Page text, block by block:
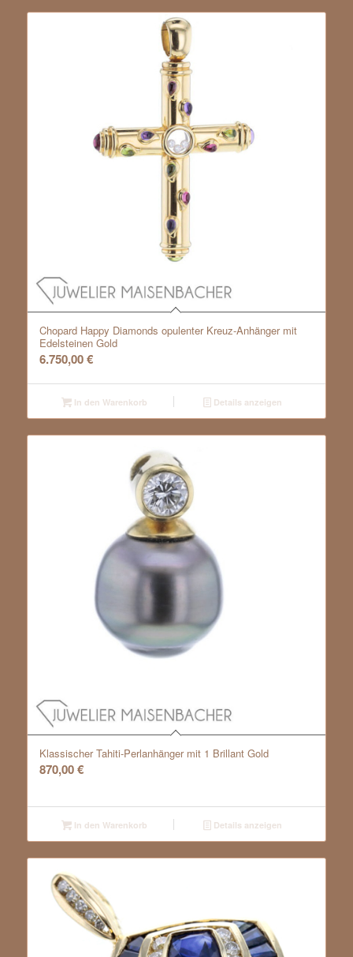
Chopard Happy Diamonds opulenter Kreuz-Anhänger mit
Edelsteinen Gold
6.750,00€
In den Warenkorb Details anzeigen
Klassischer Tahiti-Perlanhänger mit 1 Brillant Gold
870,00€
In den Warenkorb Details anzeigen